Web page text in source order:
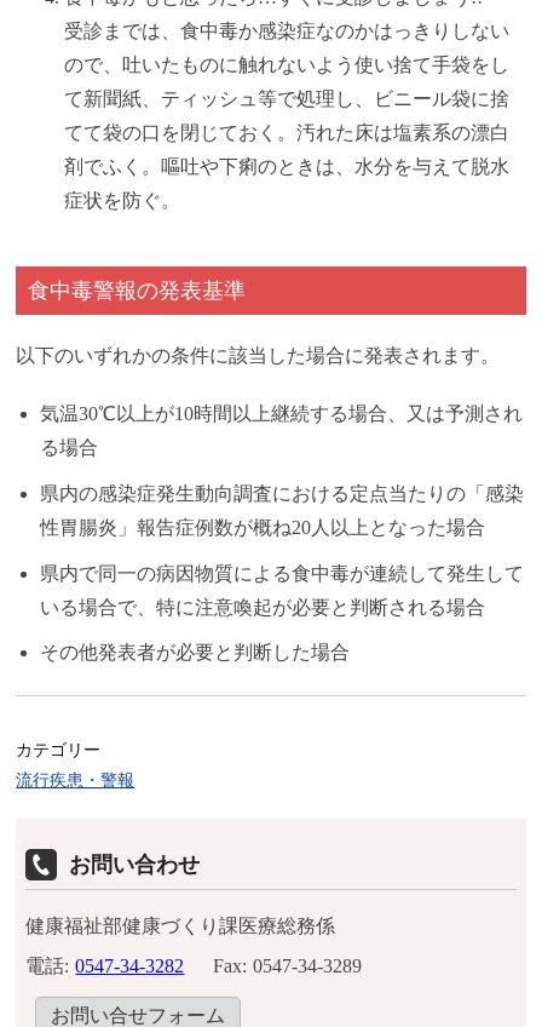
受診までは、食中毒か感染症なのかはっきりしない
ので、吐いたものに触れないよう使い捨て手袋をし
て新聞紙、ティッシュ等で処理し、ビニール袋に捨
てて袋の口を閉じておく。汚れた床は塩素系の漂白
剤でふく。嘔吐や下痢のときは、水分を与えて脱水
症状を防ぐ。
食中毒警報の発表基準
以下のいずれかの条件に該当した場合に発表されます。
気温30℃以上が10時間以上継続する場合、又は予測され
る場合
県内の感染症発生動向調査における定点当たりの「感染
性胃腸炎」報告症例数が概ね20人以上となった場合
県内で同一の病因物質による食中毒が連続して発生して
いる場合で、特に注意喚起が必要と判断される場合
その他発表者が必要と判断した場合
カテゴリー
流行疾患・警報
お問い合わせ
健康福祉部健康づくり課医療総務係
電話: 0547-34-3282 Fax: 0547-34-3289
お問い合せフォーム